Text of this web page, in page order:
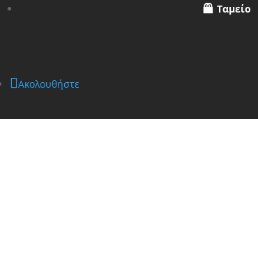
Ταμείο
Ακολουθήστε